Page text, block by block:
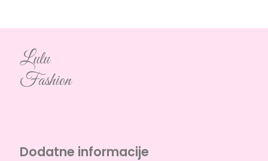
Lulu
Fashion
Dodatne informacije